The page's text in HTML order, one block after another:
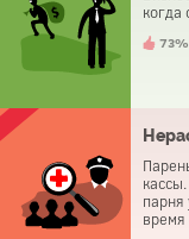
73%
парня
время